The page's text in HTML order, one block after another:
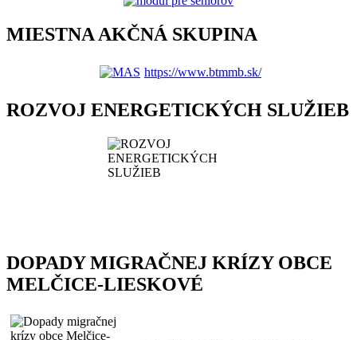
MIESTNA AKČNÁ SKUPINA
https://www.btmmb.sk/
ROZVOJ ENERGETICKÝCH SLUŽIEB
DOPADY MIGRAČNEJ KRÍZY OBCE
MELČICE-LIESKOVÉ